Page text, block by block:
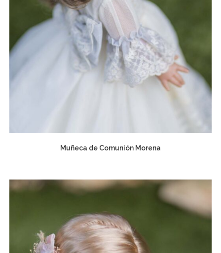
Muñeca de Comunión Morena